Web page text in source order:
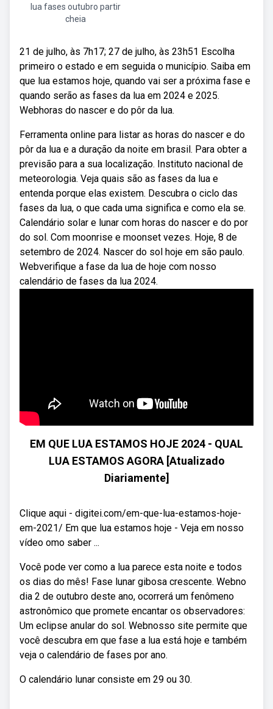
lua fases outubro partir
cheia
21 de julho, às 7h17; 27 de julho, às 23h51 Escolha
primeiro o estado e em seguida o município. Saiba em
que lua estamos hoje, quando vai ser a próxima fase e
quando serão as fases da lua em 2024 e 2025.
Webhoras do nascer e do pôr da lua.
Ferramenta online para listar as horas do nascer e do
pôr da lua e a duração da noite em brasil. Para obter a
previsão para a sua localização. Instituto nacional de
meteorologia. Veja quais são as fases da lua e
entenda porque elas existem. Descubra o ciclo das
fases da lua, o que cada uma significa e como ela se.
Calendário solar e lunar com horas do nascer e do por
do sol. Com moonrise e moonset vezes. Hoje, 8 de
setembro de 2024. Nascer do sol hoje em são paulo.
Webverifique a fase da lua de hoje com nosso
calendário de fases da lua 2024.
EM QUE LUA ESTAMOS HOJE 2024 - QUAL
LUA ESTAMOS AGORA [Atualizado
Diariamente]
Clique aqui - digitei.com/em-que-lua-estamos-hoje-
em-2021/ Em que lua estamos hoje - Veja em nosso
vídeo omo saber ...
Você pode ver como a lua parece esta noite e todos
os dias do mês! Fase lunar gibosa crescente. Webno
dia 2 de outubro deste ano, ocorrerá um fenômeno
astronômico que promete encantar os observadores:
Um eclipse anular do sol. Webnosso site permite que
você descubra em que fase a lua está hoje e também
veja o calendário de fases por ano.
O calendário lunar consiste em 29 ou 30.